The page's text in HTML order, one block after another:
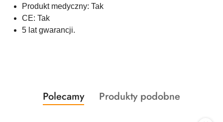
Produkt medyczny: Tak
CE: Tak
5 lat gwarancji.
Pomiń karuzelę produktów
Produkty
o
Polecamy
Produkty
Produkty podobne